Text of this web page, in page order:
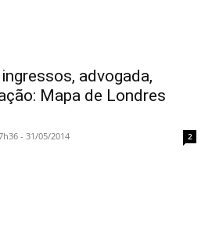
advogada,
Mapa de Londres
- 31/05/2014 2